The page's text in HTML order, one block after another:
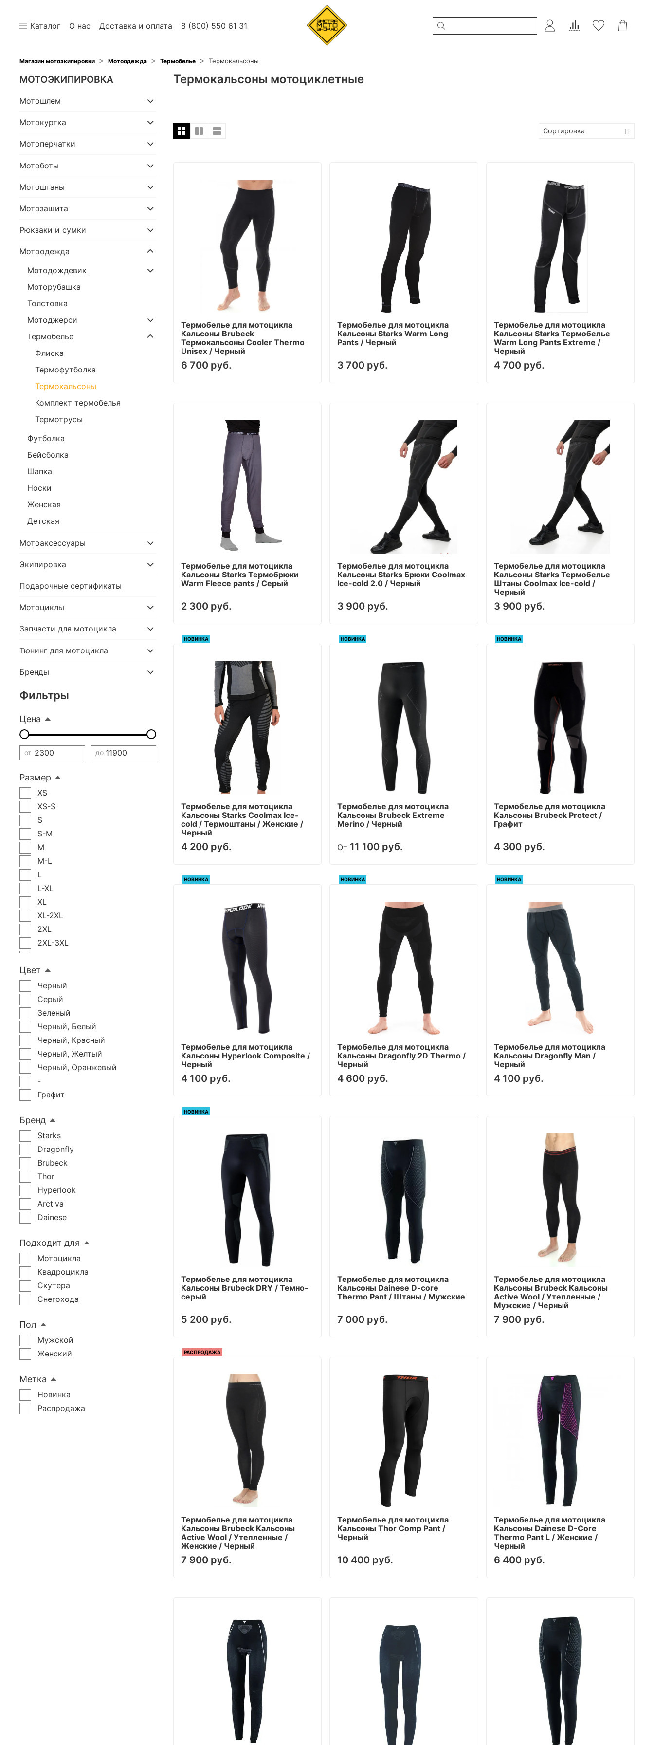
Каталог О нас Доставка и оплата 8 (800) 550 61 31
Магазин мотоэкипировки Мотоодежда Термобелье Термокальсоны
Термокальсоны мотоциклетные
Термобелье для мотоцикла
Кальсоны Brubeck
Термокальсоны Cooler Thermo
Unisex / Черный
6 700 руб.
Термобелье для мотоцикла
Кальсоны Starks Warm Long
Pants / Черный
3 700 руб.
Термобелье для мотоцикла
Кальсоны Starks Термобелье
Warm Long Pants Extreme /
Черный
4 700 руб.
Термобелье для мотоцикла
Кальсоны Starks Термобрюки
Warm Fleece pants / Серый
2 300 руб.
Термобелье для мотоцикла
Кальсоны Starks Брюки Coolmax
Ice-cold 2.0 / Черный
3 900 руб.
Термобелье для мотоцикла
Кальсоны Starks Термобелье
Штаны Coolmax Ice-cold /
Черный
3 900 руб.
НОВИНКА
Термобелье для мотоцикла
Кальсоны Starks Coolmax Ice-
cold / Термоштаны / Женские /
Черный
4 200 руб.
НОВИНКА
Термобелье для мотоцикла
Кальсоны Brubeck Extreme
Merino / Черный
От 11 100 руб.
НОВИНКА
Термобелье для мотоцикла
Кальсоны Brubeck Protect /
Графит
4 300 руб.
НОВИНКА
Термобелье для мотоцикла
Кальсоны Hyperlook Composite /
Черный
4 100 руб.
НОВИНКА
Термобелье для мотоцикла
Кальсоны Dragonfly 2D Thermo /
Черный
4 600 руб.
НОВИНКА
Термобелье для мотоцикла
Кальсоны Dragonfly Man /
Черный
4 100 руб.
НОВИНКА
Термобелье для мотоцикла
Кальсоны Brubeck DRY / Темно-
серый
5 200 руб.
Термобелье для мотоцикла
Кальсоны Dainese D-core
Thermo Pant / Штаны / Мужские
7 000 руб.
Термобелье для мотоцикла
Кальсоны Brubeck Кальсоны
Active Wool / Утепленные /
Мужские / Черный
7 900 руб.
РАСПРОДАЖА
Термобелье для мотоцикла
Кальсоны Brubeck Кальсоны
Active Wool / Утепленные /
Женские / Черный
7 900 руб.
Термобелье для мотоцикла
Кальсоны Thor Comp Pant /
Черный
10 400 руб.
Термобелье для мотоцикла
Кальсоны Dainese D-Core
Thermo Pant L / Женские /
Черный
6 400 руб.
МОТОЭКИПИРОВКА
Мотошлем
Мотокуртка
Мотоперчатки
Мотоботы
Мотоштаны
Мотозащита
Рюкзаки и сумки
Мотоодежда
Мотодождевик
Моторубашка
Толстовка
Мотоджерси
Термобелье
Флиска
Термофутболка
Термокальсоны
Комплект термобелья
Термотрусы
Футболка
Бейсболка
Шапка
Носки
Женская
Детская
Мотоаксессуары
Экипировка
Подарочные сертификаты
Мотоциклы
Запчасти для мотоцикла
Тюнинг для мотоцикла
Бренды
Фильтры
Цена
от до
Размер
XS
XS-S
S
S-M
M
M-L
L
L-XL
XL
XL-2XL
2XL
2XL-3XL
4XL
5XL
XXL
xxxl
Цвет
Черный
Серый
Зеленый
Черный, Белый
Черный, Красный
Черный, Желтый
Черный, Оранжевый
-
Графит
Бренд
Starks
Dragonfly
Brubeck
Thor
Hyperlook
Arctiva
Dainese
Подходит для
Мотоцикла
Квадроцикла
Скутера
Снегохода
Пол
Мужской
Женский
Метка
Новинка
Распродажа